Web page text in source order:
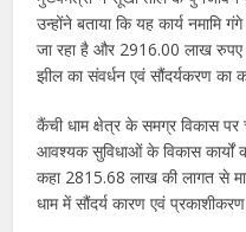
उन्होंने बताया कि यह कार्य नमामि
जा रहा है और 2916.00 लाख
झील का संवर्धन एवं सौंदर्यकरण का
कैंची धाम क्षेत्र के समग्र विकास पर
आवश्यक सुविधाओं के विकास कार्यों
कहा 2815.68 लाख की लागत से
धाम में सौंदर्य कारण एवं